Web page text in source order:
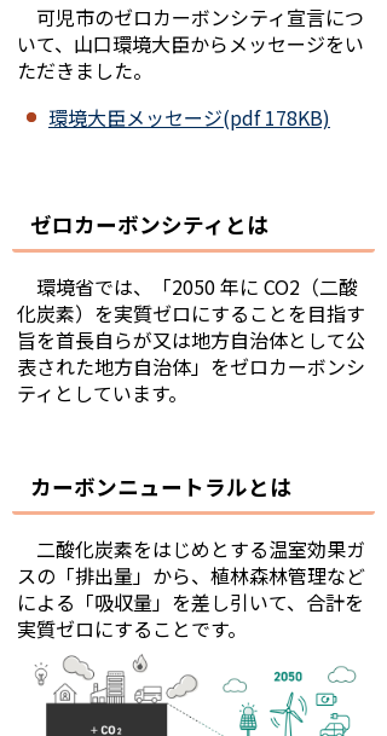
可児市のゼロカーボンシティ宣言につ
いて、山口環境大臣からメッセージをい
ただきました。
環境大臣メッセージ(pdf 178KB)
ゼロカーボンシティとは
環境省では、「2050年に CO2 （二酸
化炭素）を実質ゼロにすることを目指す
旨を首長自らが又は地方自治体として公
表された地方自治体」をゼロカーボンシ
ティとしています。
カーボンニュートラルとは
二酸化炭素をはじめとする温室効果ガ
スの「排出量」から、植林森林管理など
による「吸収量」を差し引いて、合計を
実質ゼロにすることです。